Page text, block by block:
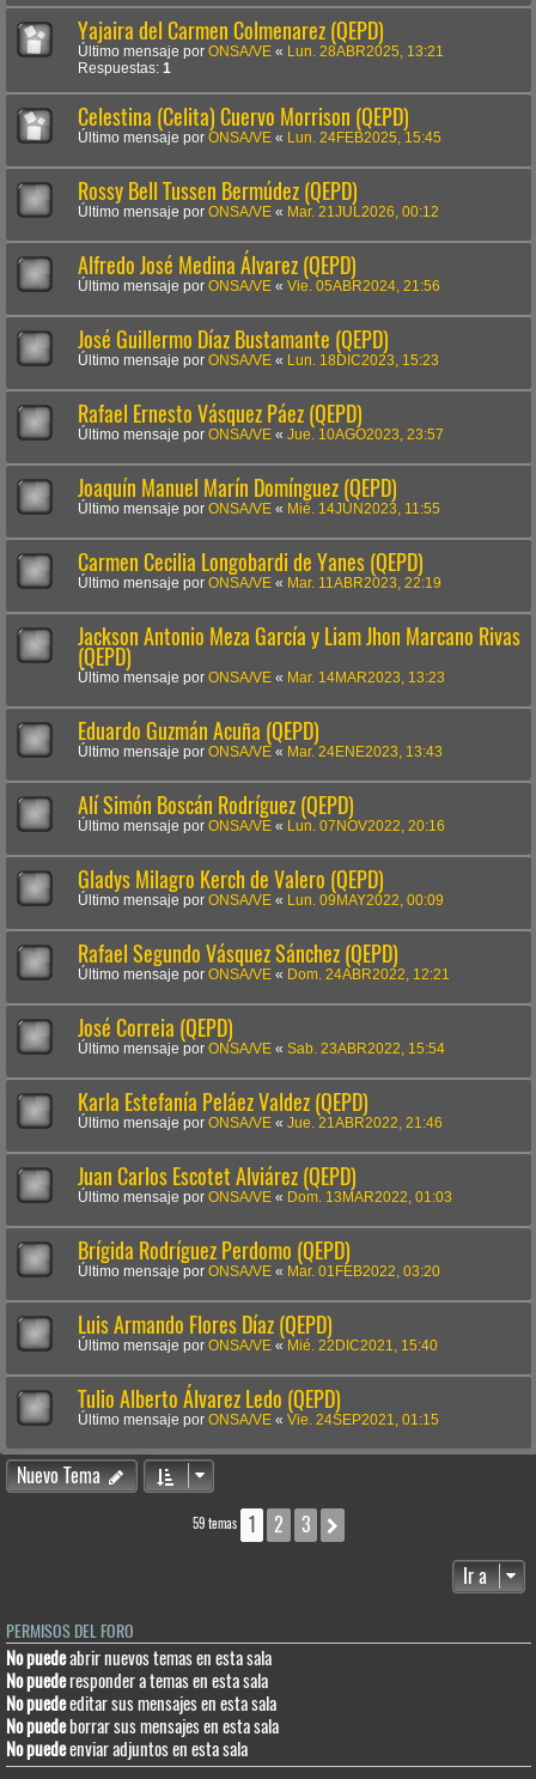
Yajaira del Carmen Colmenarez (QEPD)
Último mensaje por ONSA/VE «
Lun. 28ABR2025, 13:21
Respuestas: 1
Celestina (Celita) Cuervo Morrison (QEPD)
Último mensaje por ONSA/VE « Lun. 24FEB2025, 15:45
Rossy Bell Tussen Bermúdez (QEPD)
Último mensaje por ONSA/VE « Mar. 21JUL2026, 00:12
Alfredo José Medina Álvarez (QEPD)
Último mensaje por ONSA/VE « Vie. 05ABR2024, 21:56
José Guillermo Díaz Bustamante (QEPD)
Último mensaje por ONSA/VE « Lun. 18DIC2023, 15:23
Rafael Ernesto Vásquez Páez (QEPD)
Último mensaje por ONSA/VE « Jue. 10AGO2023, 23:57
Joaquín Manuel Marín Domínguez (QEPD)
Último mensaje por ONSA/VE « Mié. 14JUN2023, 11:55
Carmen Cecilia Longobardi de Yanes (QEPD)
Último mensaje por ONSA/VE « Mar. 11ABR2023, 22:19
Jackson Antonio Meza García y Liam Jhon Marcano Rivas
(QEPD)
Último mensaje por ONSA/VE « Mar. 14MAR2023, 13:23
Eduardo Guzmán Acuña (QEPD)
Último mensaje por ONSA/VE « Mar. 24ENE2023, 13:43
Alí Simón Boscán Rodríguez (QEPD)
Último mensaje por ONSA/VE « Lun. 07NOV2022, 20:16
Gladys Milagro Kerch de Valero (QEPD)
Último mensaje por ONSA/VE « Lun. 09MAY2022, 00:09
Rafael Segundo Vásquez Sánchez (QEPD)
Último mensaje por ONSA/VE « Dom. 24ABR2022, 12:21
José Correia (QEPD)
Último mensaje por ONSA/VE « Sab. 23ABR2022, 15:54
Karla Estefanía Peláez Valdez (QEPD)
Último mensaje por ONSA/VE « Jue. 21ABR2022, 21:46
Juan Carlos Escotet Alviárez (QEPD)
Último mensaje por ONSA/VE « Dom. 13MAR2022, 01:03
Brígida Rodríguez Perdomo (QEPD)
Último mensaje por ONSA/VE « Mar. 01FEB2022, 03:20
Luis Armando Flores Díaz (QEPD)
Último mensaje por ONSA/VE « Mié. 22DIC2021, 15:40
Tulio Alberto Álvarez Ledo (QEPD)
Último mensaje por ONSA/VE « Vie. 24SEP2021, 01:15
Nuevo Tema
59 temas 1 2 3
Ir a
PERMISOS DEL FORO
No puedeabrir nuevos temas en esta sala
No puederesponder a temas en esta sala
No puedeeditar sus mensajes en esta sala
No puedeborrar sus mensajes en esta sala
No puedeenviar adjuntos en esta sala